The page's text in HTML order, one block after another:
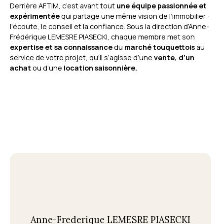
Derrière AFTIM, c’est avant tout une équipe passionnée et
expérimentéequi partage une même vision de l’immobilier :
l’écoute, le conseil et la confiance. Sous la direction d’Anne-
Frédérique LEMESRE PIASECKI, chaque membre met son
expertise et sa connaissancedu marché touquettois au
service de votre projet, qu’il s’agisse d’une vente, d’un
achat ou d’une location saisonnière.
Anne-Frederique LEMESRE PIASECKI